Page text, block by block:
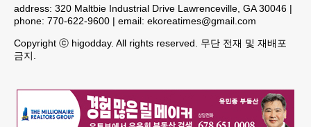
address: 320 Maltbie Industrial Drive Lawrenceville, GA 30046 |
phone: 770-622-9600 | email: ekoreatimes@gmail.com
Copyright ⓒ higodday. All rights reserved. 무단 전재 및 재배포
금지.